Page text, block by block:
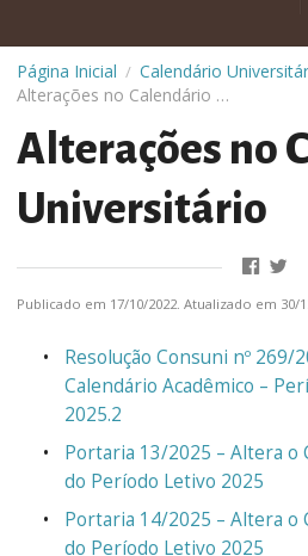
Página Inicial / Calendário
Alterações no Calendário Universitário
Alterações no
Universitário
Publicado em 17/10/2022. Atualizado em 30/
Resolução Consuni nº 269/
Calendário Acadêmico –
2025.2
Portaria 13/2025 – Altera
do Período Letivo 2025
Portaria 14/2025 – Altera
do Período Letivo 2025